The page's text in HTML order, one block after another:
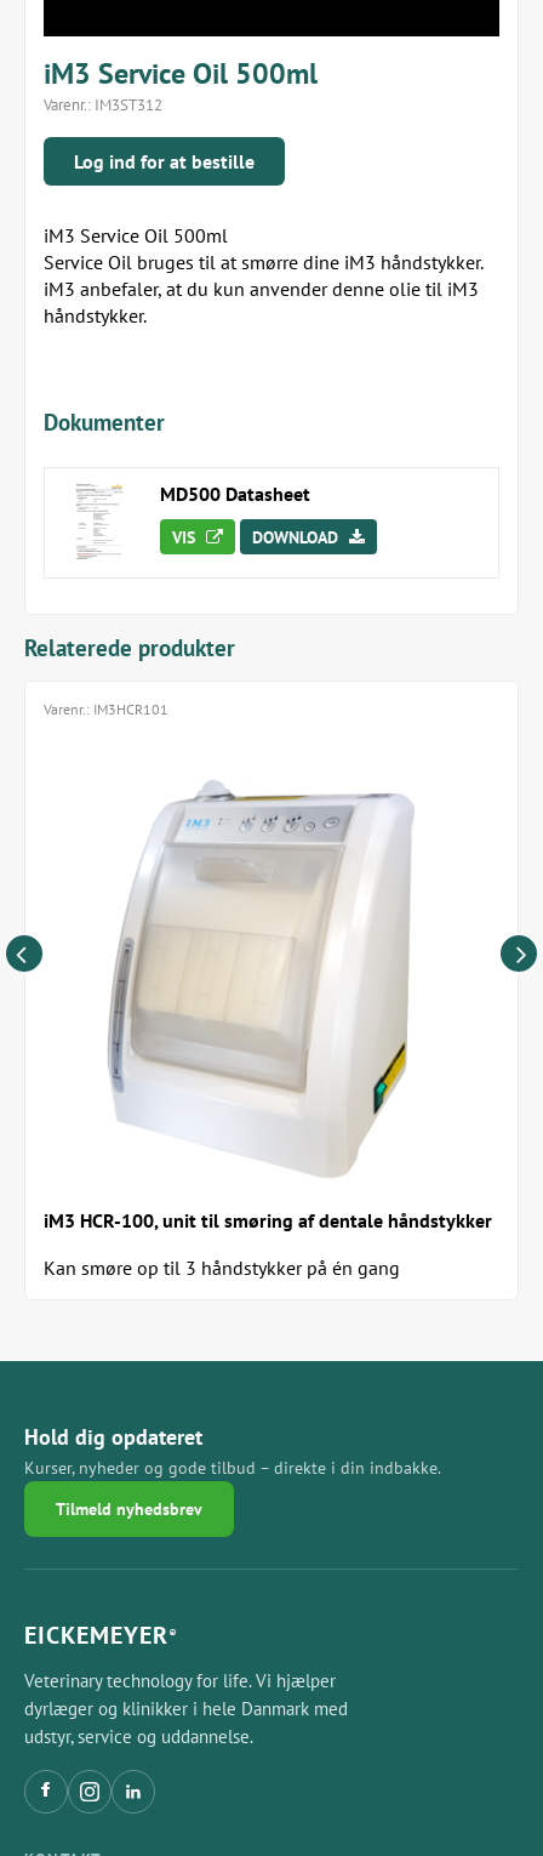
iM3 Service Oil 500ml
Varenr.: IM3ST312
Log ind for at bestille
iM3 Service Oil 500ml
Service Oil bruges til at smørre dine iM3 håndstykker.
iM3 anbefaler, at du kun anvender denne olie til iM3
håndstykker.
Dokumenter
MD500 Datasheet
VIS DOWNLOAD
Relaterede produkter
iM3 HCR-100, unit til smøring af dentale håndstykker
Kan smøre op til 3 håndstykker på én gang
Varenr.: IM3HCR101
Hold dig opdateret
Kurser, nyheder og gode tilbud – direkte i din indbakke.
Tilmeld nyhedsbrev
EICKEMEYER®
Veterinary technology for life. Vi hjælper
dyrlæger og klinikker i hele Danmark med
udstyr, service og uddannelse.